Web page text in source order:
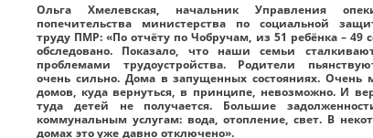
Ольга Хмелевская, начальник Управления
попечительства министерства по социальной
труду ПМР: «По отчёту по Чобручам, из 51 ребёнка – 49
обследовано. Показало, что наши семьи
проблемами трудоустройства. Родители
очень сильно. Дома в запущенных состояниях. Очень
домов, куда вернуться, в принципе, невозможно. И
туда детей не получается. Большие
коммунальным услугам: вода, отопление, свет. В
домах это уже давно отключено».